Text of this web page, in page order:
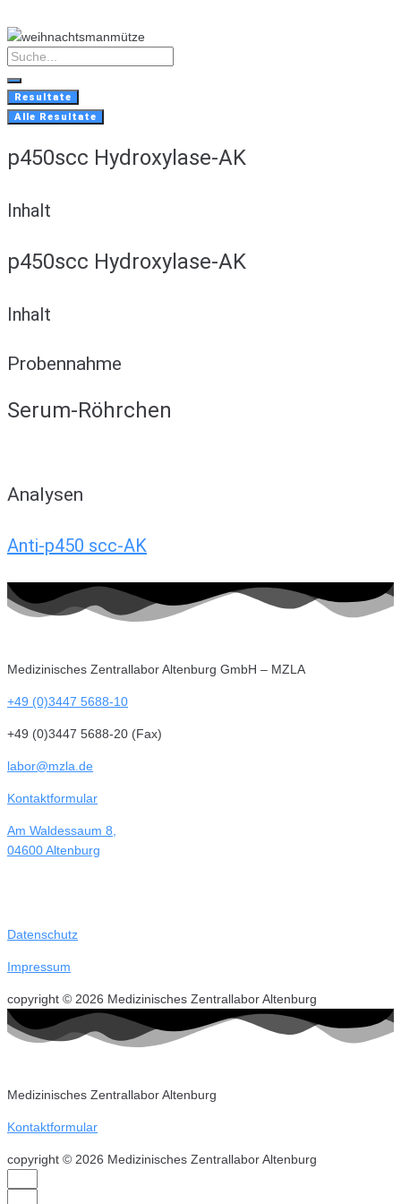
to
content
Search
...
Resultate
Alle Resultate
p450scc Hydroxylase-AK
Inhalt
p450scc Hydroxylase-AK
Inhalt
Probennahme
Serum-Röhrchen
Analysen
Anti-p450 scc-AK
Medizinisches Zentrallabor Altenburg GmbH – MZLA
+49 (0)3447 5688-10
+49 (0)3447 5688-20 (Fax)
labor@mzla.de
Kontaktformular
Am Waldessaum 8,
04600 Altenburg
Datenschutz
Impressum
copyright © 2026 Medizinisches Zentrallabor Altenburg
Medizinisches Zentrallabor Altenburg
Kontaktformular
copyright © 2026 Medizinisches Zentrallabor Altenburg